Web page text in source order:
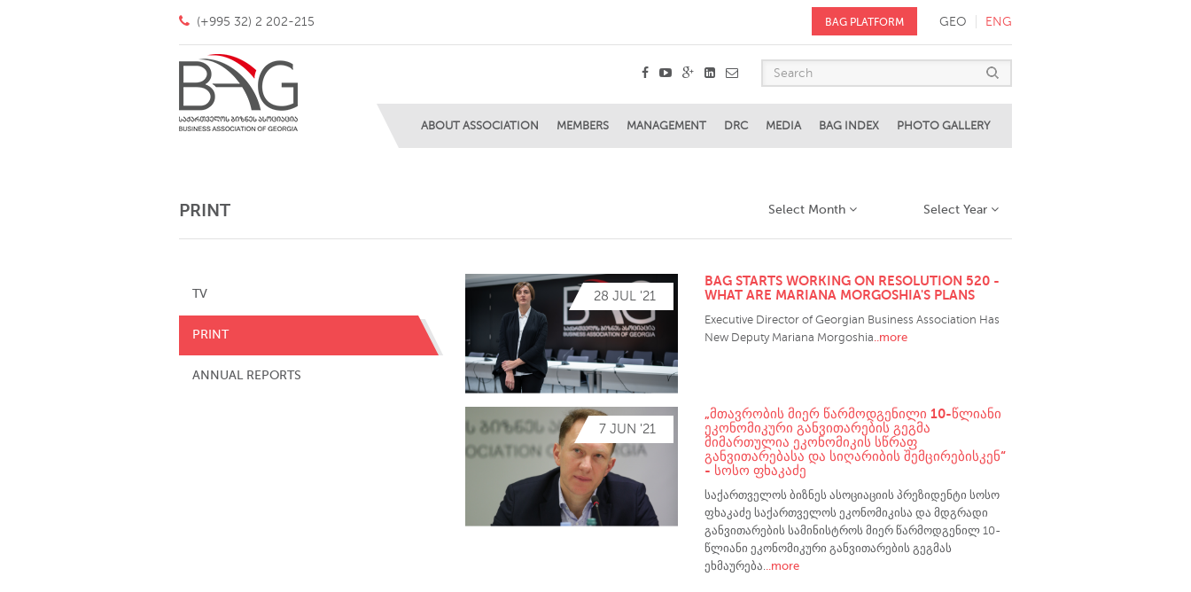
(+995 32) 2 202-215 GEO ENG
BAG PLATFORM
ABOUT ASSOCIATION MEMBERS MANAGEMENT DRC MEDIA BAG INDEX PHOTO GALLERY
PRINT Select Year
Select Month
TV
PRINT
ANNUAL REPORTS
28 JUL '21
BAG STARTS WORKING ON RESOLUTION 520 -
WHAT ARE MARIANA MORGOSHIA'S PLANS
Executive Director of Georgian Business Association Has
New Deputy Mariana Morgoshia..more
7 JUN '21
„ᲛᲗᲐᲕᲠᲝᲑᲘᲡ ᲛᲘᲔᲠ ᲬᲐᲠᲛᲝᲓᲒᲔᲜᲘᲚᲘ 10-ᲬᲚᲘᲐᲜᲘ
ᲔᲙᲝᲜᲝᲛᲘᲙᲣᲠᲘ ᲒᲐᲜᲕᲘᲗᲐᲠᲔᲑᲘᲡ ᲒᲔᲒᲛᲐ
ᲛᲘᲛᲐᲠᲗᲣᲚᲘᲐ ᲔᲙᲝᲜᲝᲛᲘᲙᲘᲡ ᲡᲬᲠᲐᲤ
ᲒᲐᲜᲕᲘᲗᲐᲠᲔᲑᲐᲡᲐ ᲓᲐ ᲡᲘᲦᲐᲠᲘᲑᲘᲡ ᲨᲔᲛᲪᲘᲠᲔᲑᲘᲡᲙᲔᲜ“
- ᲡᲝᲡᲝ ᲤᲮᲐᲙᲐᲫᲔ
საქართველოს ბიზნეს ასოციაციის პრეზიდენტი სოსო
ფხაკაძე საქართველოს ეკონომიკისა და მდგრადი
განვითარების სამინისტროს მიერ წარმოდგენილ 10-
წლიანი ეკონომიკური განვითარების გეგმას
ეხმაურება. ..more